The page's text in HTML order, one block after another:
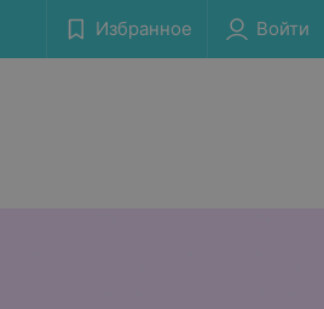
Избранное Войти